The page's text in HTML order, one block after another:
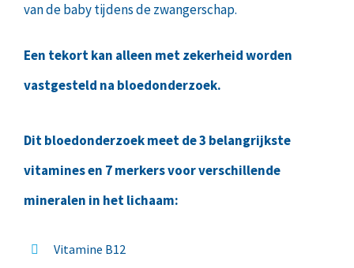
van de baby tijdens de zwangerschap.
Een tekort kan alleen met zekerheid worden
vastgesteld na bloedonderzoek.
Dit bloedonderzoek meet de 3 belangrijkste
vitamines en 7 merkers voor verschillende
mineralen in het lichaam:
Vitamine B12